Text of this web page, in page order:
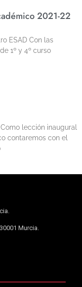
2021-22
ESAD Con las
1º y 4º curso
lección inaugural
contaremos con el
Murcia.